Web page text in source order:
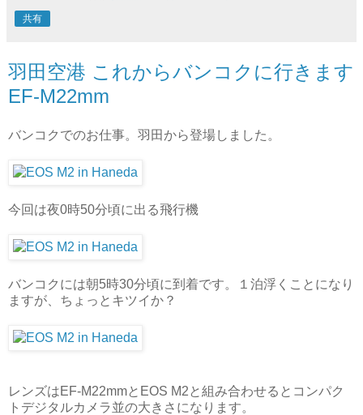
共有
羽田空港 これからバンコクに行きます
EF-M22mm
バンコクでのお仕事。羽田から登場しました。
今回は夜0時50分頃に出る飛行機
バンコクには朝5時30分頃に到着です。１泊浮くことになり
ますが、ちょっとキツイか？
レンズはEF-M22mmとEOS M2と組み合わせるとコンパク
トデジタルカメラ並の大きさになります。